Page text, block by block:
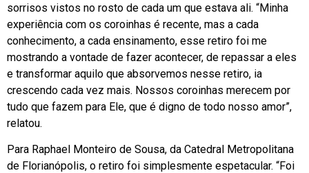
sorrisos vistos no rosto de cada um que estava ali. “Minha
experiência com os coroinhas é recente, mas a cada
conhecimento, a cada ensinamento, esse retiro foi me
mostrando a vontade de fazer acontecer, de repassar a eles
e transformar aquilo que absorvemos nesse retiro, ia
crescendo cada vez mais. Nossos coroinhas merecem por
tudo que fazem para Ele, que é digno de todo nosso amor”,
relatou.
Para Raphael Monteiro de Sousa, da Catedral Metropolitana
de Florianópolis, o retiro foi simplesmente espetacular. “Foi